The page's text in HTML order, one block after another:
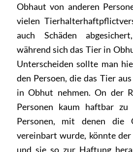
Obhaut von anderen
vielen
auch Schäden
während sich das Tier in
Unterscheiden sollte man
den Persoen, die das Tier
in Obhut nehmen. On der
Personen kaum haftbar zu
Personen, mit denen die
vereinbart wurde, könnte
und sie so zur Haftung